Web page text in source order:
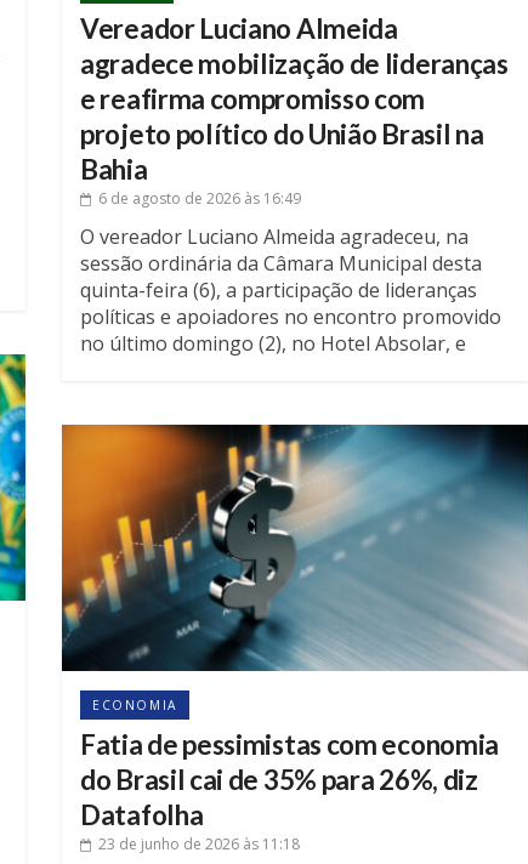
Vereador Luciano Almeida
agradece mobilização de lideranças
e reafirma compromisso com
projeto político do União Brasil na
Bahia
6 de agosto de 2026 às 16:49
O vereador Luciano Almeida agradeceu, na
sessão ordinária da Câmara Municipal desta
quinta-feira (6), a participação de lideranças
políticas e apoiadores no encontro promovido
no último domingo (2), no Hotel Absolar, e
ECONOMIA
Fatia de pessimistas com economia
do Brasil cai de 35% para 26%, diz
Datafolha
23 de junho de 2026 às 11:18